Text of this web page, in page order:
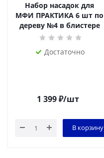
Набор насадок для
МФИ ПРАКТИКА 6 шт по
дереву №4 в блистере
Достаточно
1 399₽/шт
В корзину